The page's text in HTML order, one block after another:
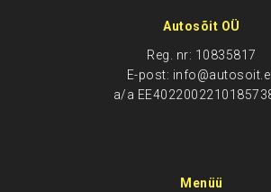
Autosõit OÜ
Reg. nr: 10835817
E-post:
a/a
Menüü